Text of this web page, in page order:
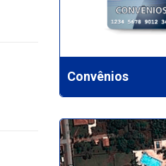
Convênios